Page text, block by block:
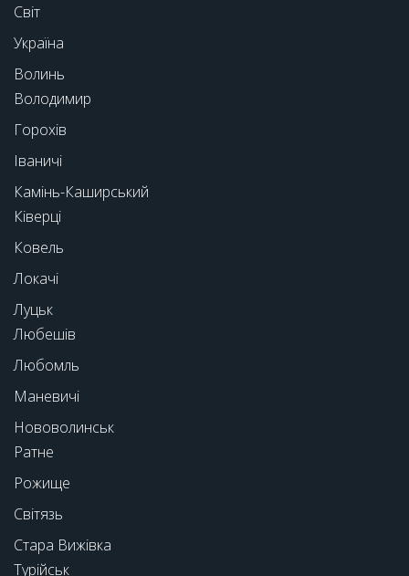
Світ
Україна
Волинь
Володимир
Горохів
Іваничі
Камінь-Каширський
Ківерці
Ковель
Локачі
Луцьк
Любешів
Любомль
Маневичі
Нововолинськ
Ратне
Рожище
Світязь
Стара Вижівка
Турійськ